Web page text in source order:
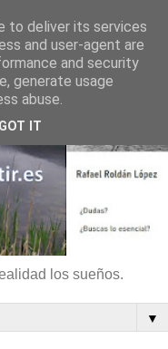
los sueños.
▼
to deliver its services
and user-agent are
and security
generate usage
abuse.
GOT IT